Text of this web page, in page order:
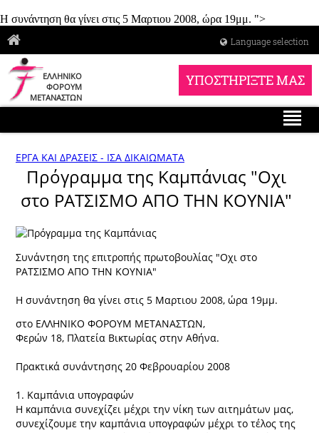
Η συνάντηση θα γίνει στις 5 Μαρτιου 2008, ώρα 19μμ. ">
Language selection
ΕΛΛΗΝΙΚΟ
ΦΟΡΟΥΜ
ΜΕΤΑΝΑΣΤΩΝ
ΥΠΟΣΤΗΡΙΞΤΕ ΜΑΣ
ΕΡΓΑ ΚΑΙ ΔΡΑΣΕΙΣ - ΙΣΑ ΔΙΚΑΙΩΜΑΤΑ
Πρόγραμμα της Καμπάνιας "Οχι
στο ΡΑΤΣΙΣΜΟ ΑΠΟ ΤΗΝ ΚΟΥΝΙΑ"
Συνάντηση της επιτροπής πρωτοβουλίας "Οχι στο
ΡΑΤΣΙΣΜΟ ΑΠΟ ΤΗΝ ΚΟΥΝΙΑ"
Η συνάντηση θα γίνει στις 5 Μαρτιου 2008, ώρα 19μμ.
στο ΕΛΛΗΝΙΚΟ ΦΟΡΟΥΜ ΜΕΤΑΝΑΣΤΩΝ,
Φερών 18, Πλατεία Βικτωρίας στην Αθήνα.
Πρακτικά συνάντησης 20 Φεβρουαρίου 2008
1. Καμπάνια υπογραφών
Η καμπάνια συνεχίζει μέχρι την νίκη των αιτημάτων μας,
συνεχίζουμε την καμπάνια υπογραφών μέχρι το τέλος της